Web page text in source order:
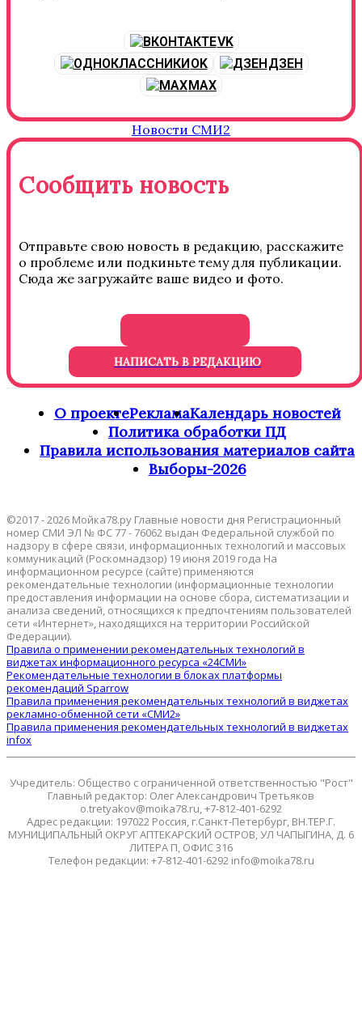
VK
OK
ДЗЕН
MAX
Новости СМИ2
Сообщить новость
Отправьте свою новость в редакцию, расскажите
о проблеме или подкиньте тему для публикации.
Сюда же загружайте ваше видео и фото.
НАПИСАТЬ В РЕДАКЦИЮ
О проектеРекламаКалендарь новостей
Политика обработки ПД
Правила использования материалов сайта
Выборы-2026
©2017 - 2026 Мойка78.ру Главные новости дня Регистрационный
номер СМИ ЭЛ № ФС 77 - 76062 выдан Федеральной службой по
надзору в сфере связи, информационных технологий и массовых
коммуникаций (Роскомнадзор) 19 июня 2019 года На
информационном ресурсе (сайте) применяются
рекомендательные технологии (информационные технологии
предоставления информации на основе сбора, систематизации и
анализа сведений, относящихся к предпочтениям пользователей
сети «Интернет», находящихся на территории Российской
Федерации).
Правила о применении рекомендательных технологий в
виджетах информационного ресурса «24СМИ»
Рекомендательные технологии в блоках платформы
рекомендаций Sparrow
Правила применения рекомендательных технологий в виджетах
рекламно-обменной сети «СМИ2»
Правила применения рекомендательных технологий в виджетах
infox
Учредитель: Общество с ограниченной ответственностью "Рост"
Главный редактор: Олег Александрович Третьяков
o.tretyakov@moika78.ru, +7-812-401-6292
Адрес редакции: 197022 Россия, г.Санкт-Петербург, ВН.ТЕР.Г.
МУНИЦИПАЛЬНЫЙ ОКРУГ АПТЕКАРСКИЙ ОСТРОВ, УЛ ЧАПЫГИНА, Д. 6
ЛИТЕРА П, ОФИС 316
Телефон редакции: +7-812-401-6292 info@moika78.ru